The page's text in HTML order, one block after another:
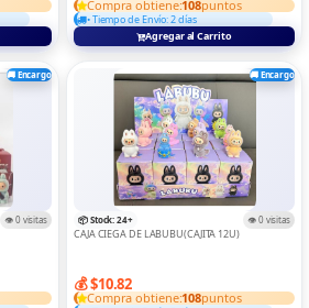
CONTROS
DIGITA ELECTRONICAS
DRON
ELECTRODOMESTICOS
GAME
LAPTOPS
Compra obtiene:108puntos
• Tiempo de Envío: 2 días
Agregar al Carrito
🚚 Encargo
👁️ 0 visitas
🚚 Encargo
📦 Stock: 24+ 👁️ 0 visitas
CAJA CIEGA DE LABUBU(CAJITA 12U)
💰 $10.82
Compra obtiene:108puntos